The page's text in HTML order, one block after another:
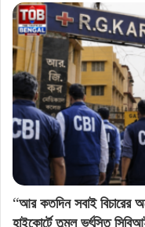
“আর কতদিন সবাই বিচারের
হাইকোর্টে তুমুল ভর্ৎসিত